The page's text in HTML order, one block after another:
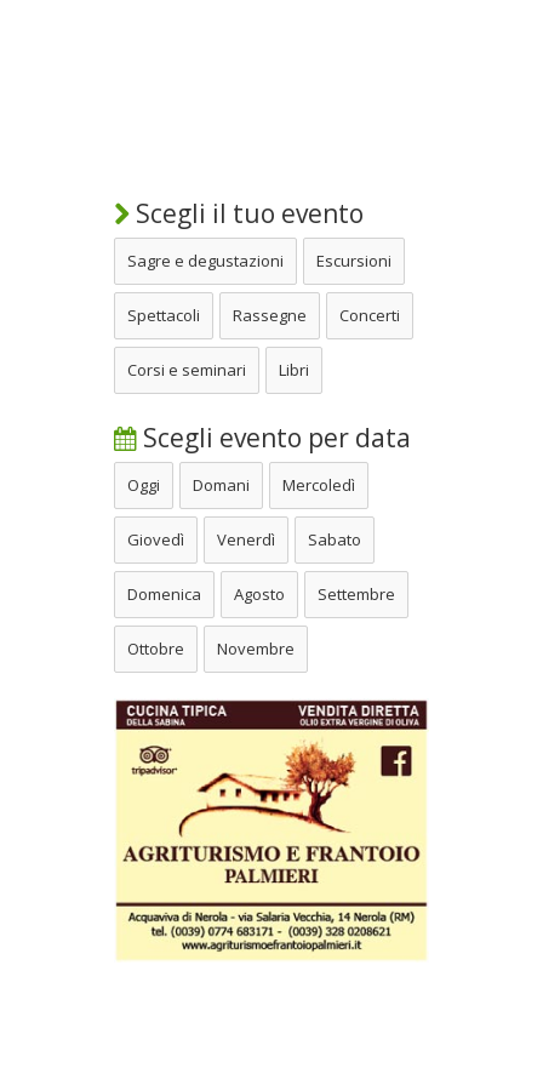
Scegli il tuo evento
Sagre e degustazioni Escursioni
Spettacoli Rassegne Concerti
Corsi e seminari Libri
Scegli evento per data
Oggi Domani Mercoledì
Giovedì Venerdì Sabato
Domenica Agosto Settembre
Ottobre Novembre